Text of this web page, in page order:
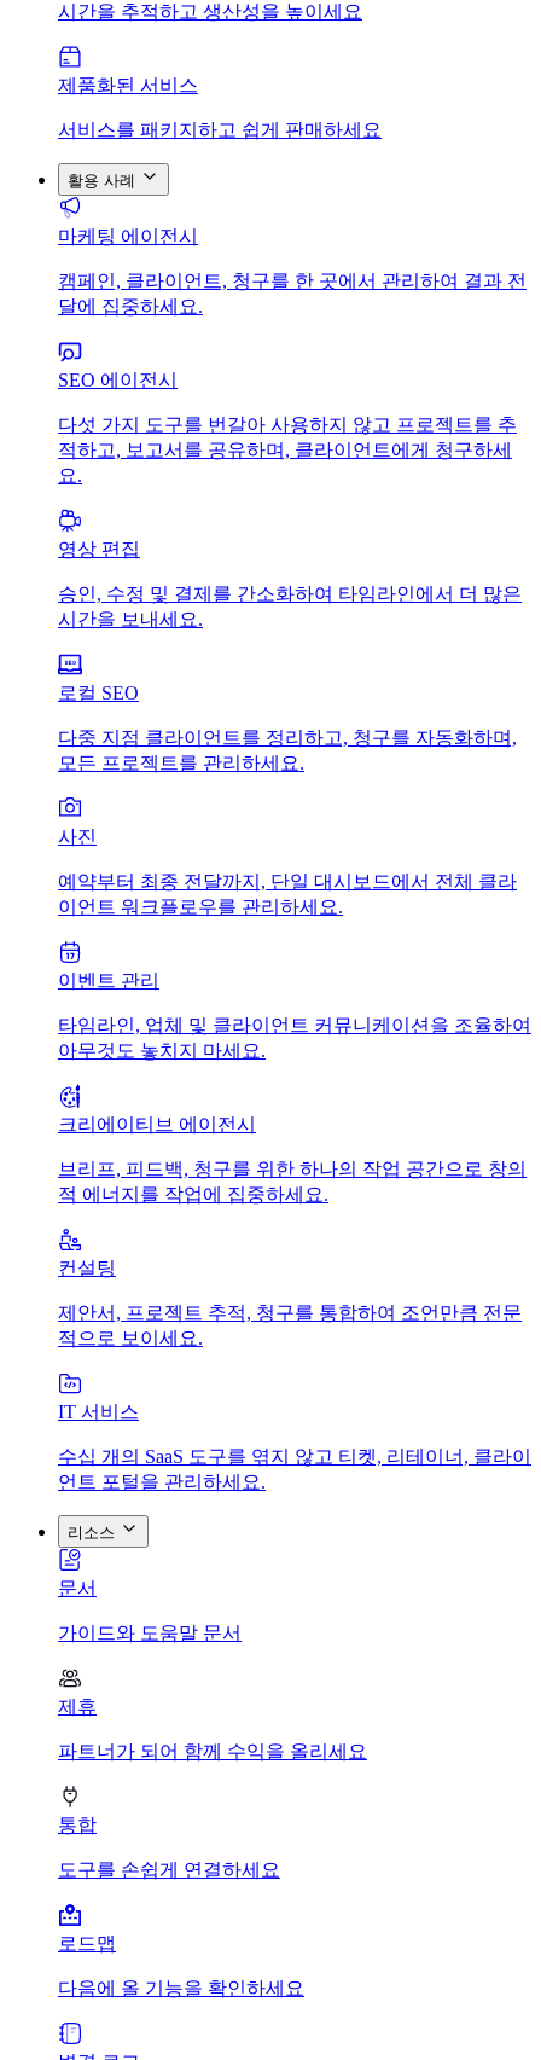
시간을 추적하고 생산성을 높이세요
제품화된 서비스
서비스를 패키지하고 쉽게 판매하세요
활용 사례
마케팅 에이전시
캠페인, 클라이언트, 청구를 한 곳에서 관리하여 결과 전
달에 집중하세요.
SEO 에이전시
다섯 가지 도구를 번갈아 사용하지 않고 프로젝트를 추
적하고, 보고서를 공유하며, 클라이언트에게 청구하세
요.
영상 편집
승인, 수정 및 결제를 간소화하여 타임라인에서 더 많은
시간을 보내세요.
로컬 SEO
다중 지점 클라이언트를 정리하고, 청구를 자동화하며,
모든 프로젝트를 관리하세요.
사진
예약부터 최종 전달까지, 단일 대시보드에서 전체 클라
이언트 워크플로우를 관리하세요.
이벤트 관리
타임라인, 업체 및 클라이언트 커뮤니케이션을 조율하여
아무것도 놓치지 마세요.
크리에이티브 에이전시
브리프, 피드백, 청구를 위한 하나의 작업 공간으로 창의
적 에너지를 작업에 집중하세요.
컨설팅
제안서, 프로젝트 추적, 청구를 통합하여 조언만큼 전문
적으로 보이세요.
IT 서비스
수십 개의 SaaS 도구를 엮지 않고 티켓, 리테이너, 클라이
언트 포털을 관리하세요.
리소스
문서
가이드와 도움말 문서
제휴
파트너가 되어 함께 수익을 올리세요
통합
도구를 손쉽게 연결하세요
로드맵
다음에 올 기능을 확인하세요